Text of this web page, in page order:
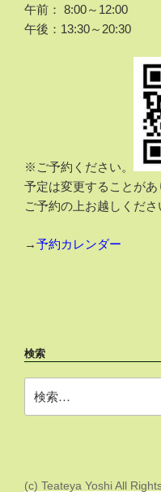
午前： 8:00～12:00
午後：13:30～20:30
※ご予約ください。
予定は変更することが
ご予約の上お越しくださ
→予約カレンダー
検索
索:
(c) Teateya Yoshi All